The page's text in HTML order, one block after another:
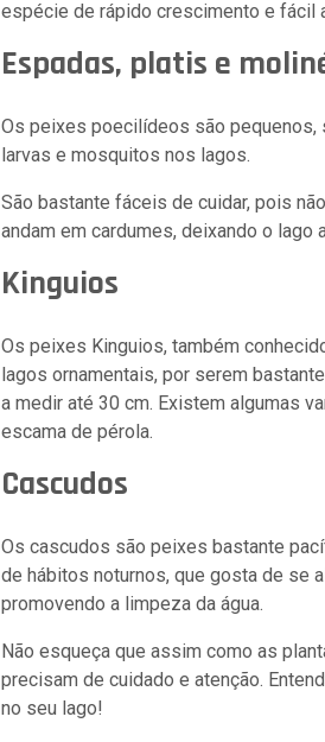
espécie de rápido crescimento e fácil
Espadas, platis e
Os peixes poecilídeos são pequenos,
larvas e mosquitos nos lagos.
São bastante fáceis de cuidar, pois
andam em cardumes, deixando o lago
Kinguios
Os peixes Kinguios, também
lagos ornamentais, por serem
a medir até 30 cm. Existem algumas
escama de pérola.
Cascudos
Os cascudos são peixes bastante
de hábitos noturnos, que gosta de se
promovendo a limpeza da água.
Não esqueça que assim como as
precisam de cuidado e atenção.
no seu lago!